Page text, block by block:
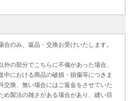
のみ、返品・交換お受けいたします。
の部分でこちらに不備があった場合、
中における商品の破損・損傷等につきま
交換、無い場合にはご返金をさせていた
め製法の雑さがある場合があり、縫い目